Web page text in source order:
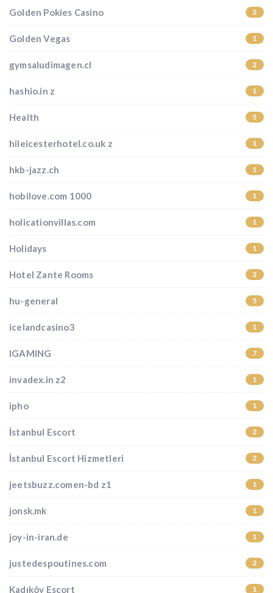
Golden Pokies Casino 2
Golden Vegas 1
gymsaludimagen.cl 2
hashio.in z 1
Health 5
hileicesterhotel.co.uk z 1
hkb-jazz.ch 1
hobilove.com 1000 1
holicationvillas.com 1
Holidays 1
Hotel Zante Rooms 2
hu-general 5
icelandcasino3 1
IGAMING 7
invadex.in z2 1
ipho 1
İstanbul Escort 2
İstanbul Escort Hizmetleri 2
jeetsbuzz.comen-bd z1 1
jonsk.mk 1
joy-in-iran.de 1
justedespoutines.com 2
Kadıköy Escort 1